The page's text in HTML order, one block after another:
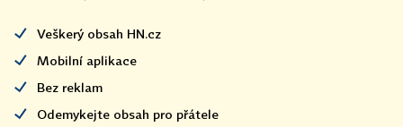
Veškerý obsah HN.cz
Mobilní aplikace
Bez reklam
Odemykejte obsah pro přátele